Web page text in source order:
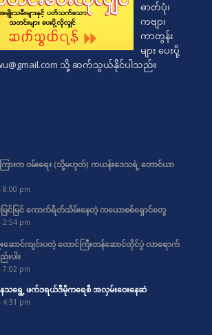
ဓာတ်ပုံ၊
ကဗျာ၊
ကာတွန်း
များ ပေးပို့
သို့ ဆက်သွယ်နိုင်ပါသည်။
ကြားက ဝမ်းရေး (သို့မဟုတ်) ကယန်းဒေသရဲ့ တောင်ယာ
8:00 pm
ြင်မြင် ကောက်ရိတ်သိမ်းနေတဲ့ ကယောစစ်ရှောင်တွေ
2:54 pm
ဆောင်ကျင်းပတဲ့ တောင်ကြီးတန်ဆောင်တိုင်ပွဲ လာရောက်
ပါး
7:02 pm
နေသရွေ့ ဖက်ဒရယ်ဒီမိုကရေစီ အလှမ်းဝေးနေဆဲ
4:31 pm